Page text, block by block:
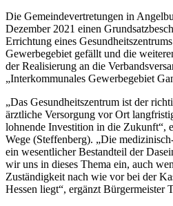
Die Gemeindevertretungen in
Dezember 2021 einen
Errichtung eines
Gewerbegebiet gefällt und die
der Realisierung an die
„Interkommunales Gewerbegebiet
„Das Gesundheitszentrum ist der
ärztliche Versorgung vor Ort
lohnende Investition in die Zukunft“,
Wege (Steffenberg). „Die
ein wesentlicher Bestandteil der
wir uns in dieses Thema ein, auch
Zuständigkeit nach wie vor bei der
Hessen liegt“, ergänzt Bürgermeister